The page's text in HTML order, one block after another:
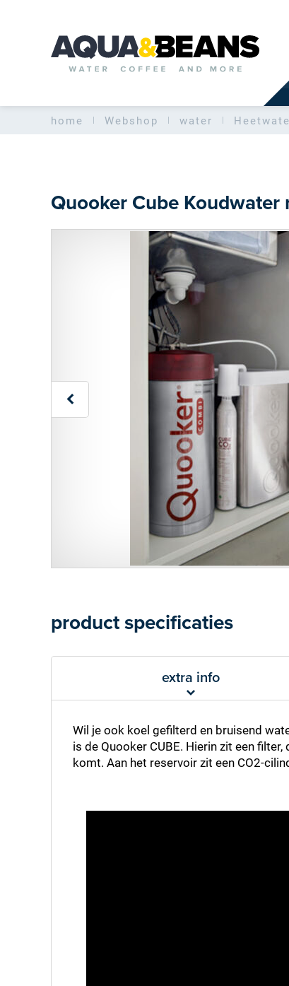
home Webshop water
Quooker Cube Koudwater
product specificaties
extra info
Wil je ook koel gefilterd en bruisend
is de Quooker CUBE. Hierin zit een
komt. Aan het reservoir zit een CO2-